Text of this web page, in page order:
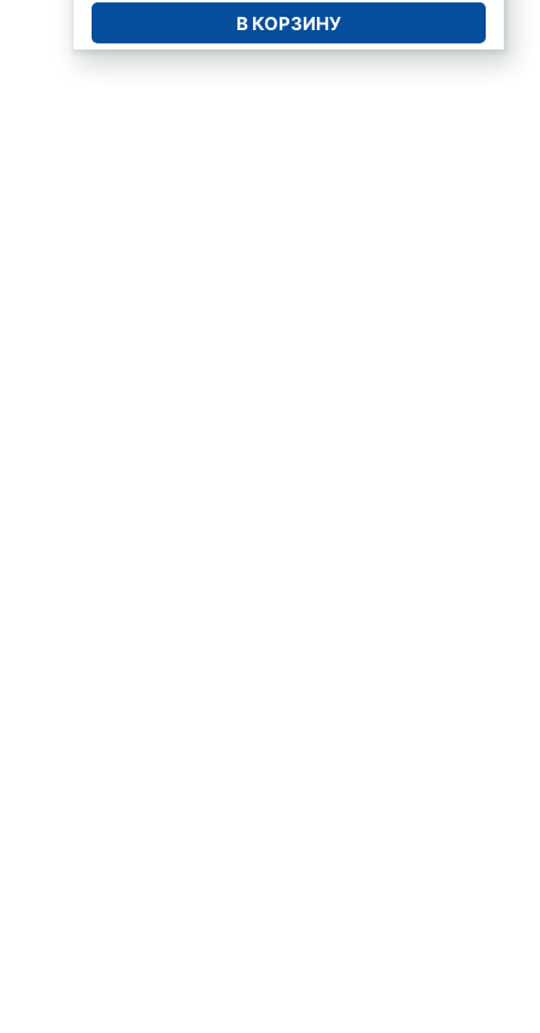
В КОРЗИНУ